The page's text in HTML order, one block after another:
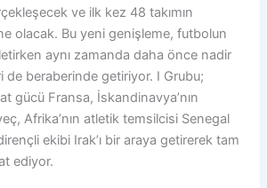
ve ilk kez 48 takımın
olacak. Bu yeni genişleme, futbolun
aynı zamanda daha önce nadir
de beraberinde getiriyor. I Grubu;
gücü Fransa, İskandinavya’nın
Afrika’nın atletik temsilcisi Senegal
ekibi Irak’ı bir araya getirerek tam
ediyor.